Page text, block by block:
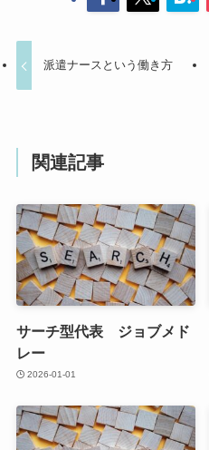
派遣ナースという働き方
関連記事
サーチ型代表 ジョブメド
レー
2026-01-01